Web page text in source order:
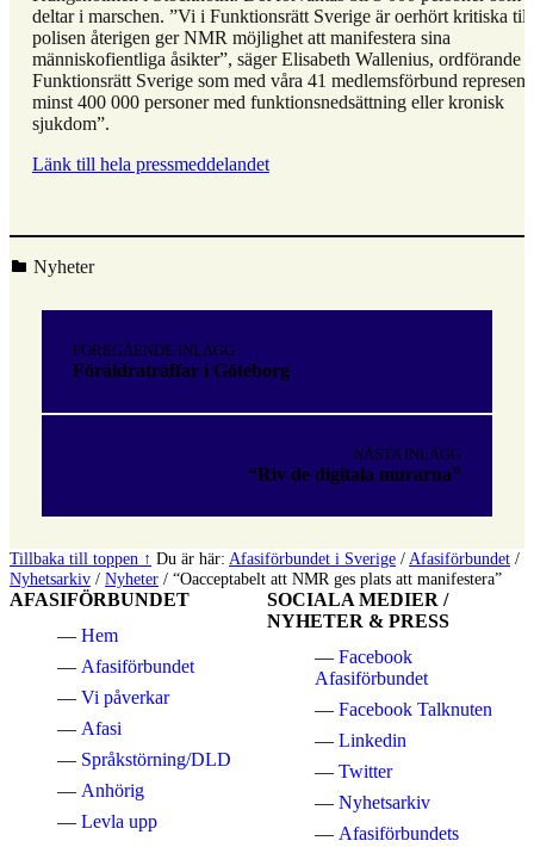
deltar i marschen. ”Vi i Funktionsrätt Sverige är oerhört kritiska till
polisen återigen ger NMR möjlighet att manifestera sina
människofientliga åsikter”, säger Elisabeth Wallenius, ordförande i
Funktionsrätt Sverige som med våra 41 medlemsförbund
minst 400 000 personer med funktionsnedsättning eller kronisk
sjukdom”.
Länk till hela pressmeddelandet
Kategoriserad i:
Nyheter
tillbaka
huvudnavigeringen
FÖREGÅENDE INLÄGG
Föräldraträffar i Göteborg
NÄSTA INLÄGG
“Riv de digitala murarna”
Tillbaka till toppen ↑ Du är här: Afasiförbundet i Sverige / Afasiförbundet /
Nyhetsarkiv / Nyheter / “Oacceptabelt att NMR ges plats att manifestera”
AFASIFÖRBUNDET
Hem
Afasiförbundet
Vi påverkar
Afasi
Språkstörning/DLD
Anhörig
Levla upp
SOCIALA MEDIER /
NYHETER & PRESS
Facebook
Afasiförbundet
Facebook Talknuten
Linkedin
Twitter
Nyhetsarkiv
Afasiförbundets